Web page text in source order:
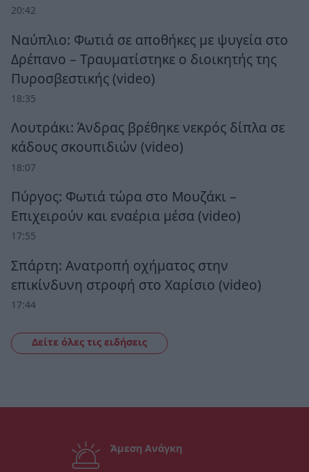
20:42
Ναύπλιο: Φωτιά σε αποθήκες με ψυγεία στο
Δρέπανο – Τραυματίστηκε ο διοικητής της
Πυροσβεστικής (video)
18:35
Λουτράκι: Άνδρας βρέθηκε νεκρός δίπλα σε
κάδους σκουπιδιών (video)
18:07
Πύργος: Φωτιά τώρα στο Μουζάκι –
Επιχειρούν και εναέρια μέσα (video)
17:55
Σπάρτη: Ανατροπή οχήματος στην
επικίνδυνη στροφή στο Χαρίσιο (video)
17:44
Δείτε όλες τις ειδήσεις
Άμεση Ανάγκη